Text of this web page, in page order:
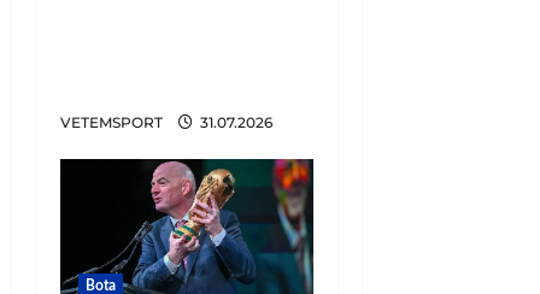
VETEMSPORT 31.07.2026
Bota